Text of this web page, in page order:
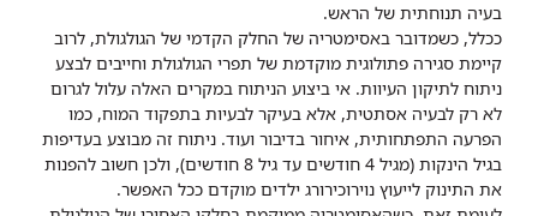
בעיה תנוחתית של הראש.
ככלל, כשמדובר באסימטריה של החלק הקדמי של הגולגולת, לרוב
קיימת סגירה פתולוגית מוקדמת של תפרי הגולגולת וחייבים לבצע
ניתוח לתיקון העיוות. אי ביצוע הניתוח במקרים האלה עלול לגרום
לא רק לבעיה אסתטית, אלא בעיקר לבעיות בתפקוד המוח, כמו
הפרעה התפתחותית, איחור בדיבור ועוד. ניתוח זה מבוצע בעדיפות
בגיל הינקות (מגיל 4 חודשים עד גיל 8 חודשים), ולכן חשוב להפנות
את התינוק לייעוץ נוירוכירורג ילדים מוקדם ככל האפשר.